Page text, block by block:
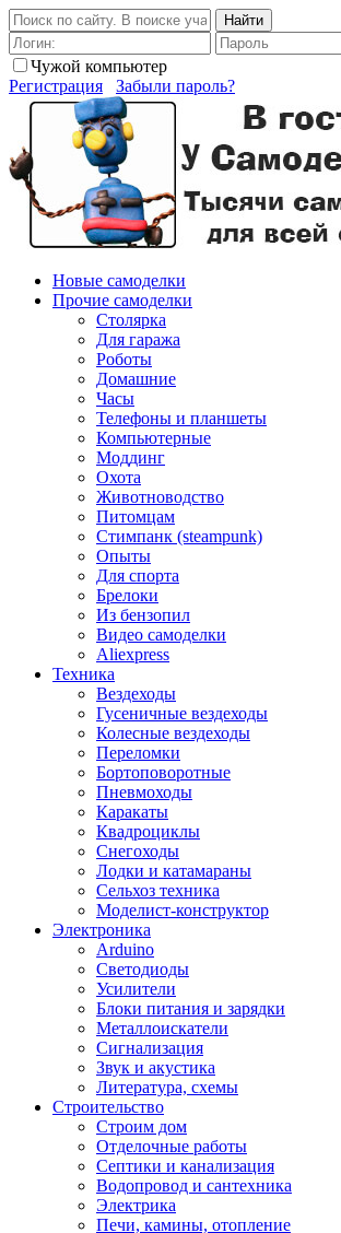
Найти
Чужой компьютер
Регистрация
Забыли пароль?
Новые самоделки
Прочие самоделки
Столярка
Для гаража
Роботы
Домашние
Часы
Телефоны и планшеты
Компьютерные
Моддинг
Охота
Животноводство
Питомцам
Стимпанк (steampunk)
Опыты
Для спорта
Брелоки
Из бензопил
Видео самоделки
Aliexpress
Техника
Вездеходы
Гусеничные вездеходы
Колесные вездеходы
Переломки
Бортоповоротные
Пневмоходы
Каракаты
Квадроциклы
Снегоходы
Лодки и катамараны
Сельхоз техника
Моделист-конструктор
Электроника
Arduino
Светодиоды
Усилители
Блоки питания и зарядки
Металлоискатели
Сигнализация
Звук и акустика
Литература, схемы
Строительство
Строим дом
Отделочные работы
Септики и канализация
Водопровод и сантехника
Электрика
Печи, камины, отопление